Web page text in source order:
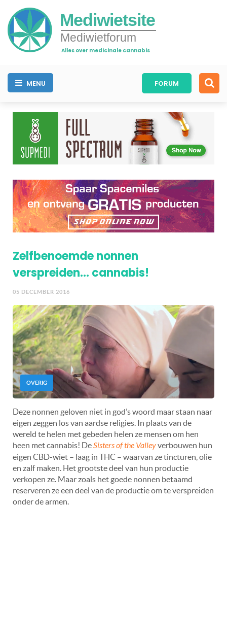
Mediwietsite
Mediwietforum
Alles over medicinale cannabis
MENU FORUM
Zelfbenoemde nonnen
verspreiden… cannabis!
05 DECEMBER 2016
OVERIG
Deze nonnen geloven niet in god’s woord maar staan naar
eigen zeggen los van aardse religies. In plaats van de
wereld te helen met gebeden helen ze mensen om hen
heen met cannabis! DeSisters of the Valleyverbouwen hun
eigen CBD-wiet – laag in THC – waarvan ze tincturen, olie
en zalf maken. Het grootste deel van hun productie
verkopen ze. Maar zoals het goede nonnen betaamd
reserveren ze een deel van de productie om te verspreiden
onder de armen.